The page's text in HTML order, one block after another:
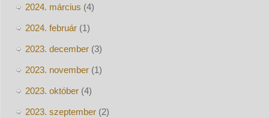
2024. március (4)
2024. február(1)
2023. december(3)
2023. november(1)
2023. október(4)
2023. szeptember(2)